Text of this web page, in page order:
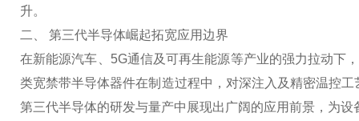
升。
二、 第三代半导体崛起拓宽应用边界
在新能源汽车、5G通信及可再生能源等产业的强力拉动下
类宽禁带半导体器件在制造过程中，对深注入及精密温控
第三代半导体的研发与量产中展现出广阔的应用前景，为